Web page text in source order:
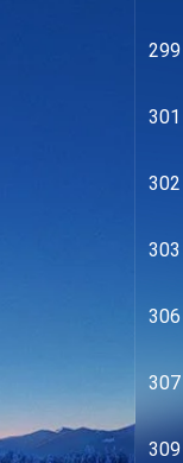
299
301
302
303
306
307
309